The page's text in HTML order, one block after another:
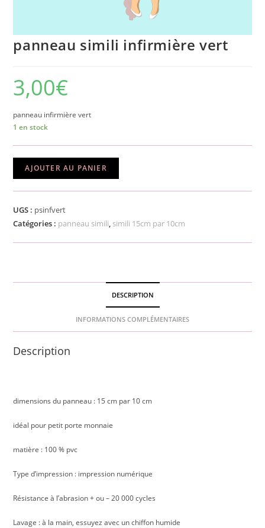
panneau simili infirmière vert
3,00€
panneau infirmière vert
1 en stock
quantité
de
panneau
simili
infirmière
AJOUTER AU PANIER
UGS : psinfvert
Catégories : panneau simili simili 15cm par 10cm
DESCRIPTION
INFORMATIONS COMPLÉMENTAIRES
Description
dimensions du panneau : 15 cm par 10 cm
idéal pour petit porte monnaie
matière : 100 % pvc
Type d’impression : impression numérique
Résistance à l’abrasion + ou – 20 000 cycles
Lavage : à la main, essuyez avec un chiffon humide